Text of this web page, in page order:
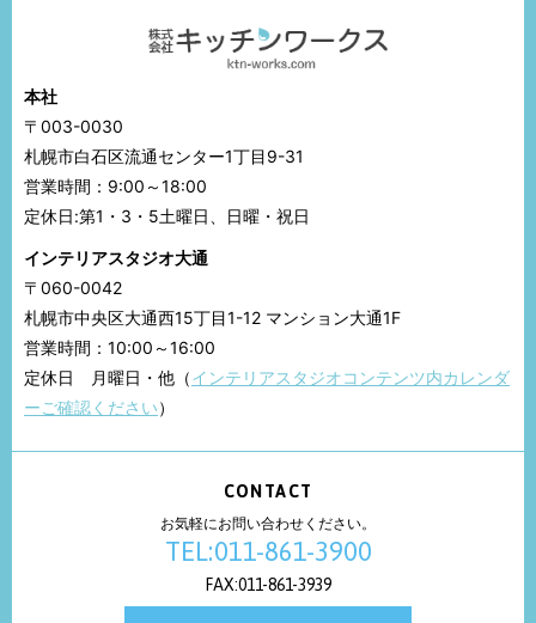
本社
〒003-0030
札幌市白石区流通センター1丁目9-31
営業時間：9:00～18:00
定休日:第1・3・5土曜日、日曜・祝日
インテリアスタジオ大通
〒060-0042
札幌市中央区大通西15丁目1-12 マンション大通1F
営業時間：10:00～16:00
定休日 月曜日・他（インテリアスタジオコンテンツ内カレンダ
ーご確認ください）
CONTACT
お気軽にお問い合わせください。
TEL:011-861-3900
FAX:011-861-3939